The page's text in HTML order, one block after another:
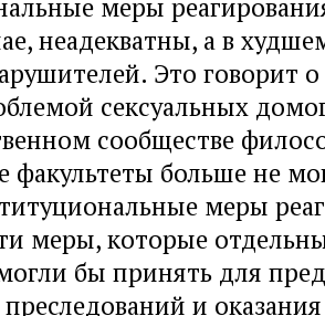
неадекватны, а в
Это говорит
сексуальных
сообществе
факультеты больше не
меры
меры, которые
бы принять для
преследований и